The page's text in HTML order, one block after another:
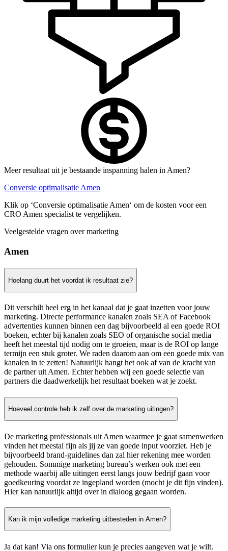
Meer resultaat uit je bestaande inspanning halen in Amen?
Conversie optimalisatie Amen
Klik op ‘Conversie optimalisatie Amen‘ om de kosten voor een
CRO Amen specialist te vergelijken.
Veelgestelde vragen over marketing
Amen
Hoelang duurt het voordat ik resultaat zie?
Dit verschilt heel erg in het kanaal dat je gaat inzetten voor jouw
marketing. Directe performance kanalen zoals SEA of Facebook
advertenties kunnen binnen een dag bijvoorbeeld al een goede ROI
boeken, echter bij kanalen zoals SEO of organische social media
heeft het meestal tijd nodig om te groeien, maar is de ROI op lange
termijn een stuk groter. We raden daarom aan om een goede mix van
kanalen in te zetten! Natuurlijk hangt het ook af van de kracht van
de partner uit Amen. Echter hebben wij een goede selectie van
partners die daadwerkelijk het resultaat boeken wat je zoekt.
Hoeveel controle heb ik zelf over de marketing uitingen?
De marketing professionals uit Amen waarmee je gaat samenwerken
vinden het meestal fijn als jij ze van goede input voorziet. Heb je
bijvoorbeeld brand-guidelines dan zal hier rekening mee worden
gehouden. Sommige marketing bureau’s werken ook met een
methode waarbij alle uitingen eerst langs jouw bedrijf gaan voor
goedkeuring voordat ze ingepland worden (mocht je dit fijn vinden).
Hier kan natuurlijk altijd over in dialoog gegaan worden.
Kan ik mijn volledige marketing uitbesteden in Amen?
Ja dat kan! Via ons formulier kun je precies aangeven wat je wilt.